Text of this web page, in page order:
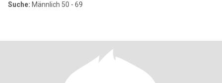
Suche: Männlich 50 - 69